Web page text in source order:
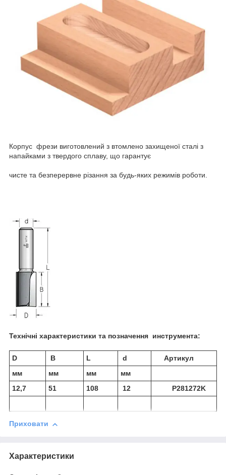
Корпус фрези виготовлений з втомлено захищеної сталі з
напайками з твердого сплаву, що гарантує
чисте та безперервне різання за будь-яких режимів роботи.
Технічні характеристики та позначення инструмента:
D В L d
Артикул
мм
мм мм
мм
12,7
51 108 12 P281272K
Приховати
Характеристики